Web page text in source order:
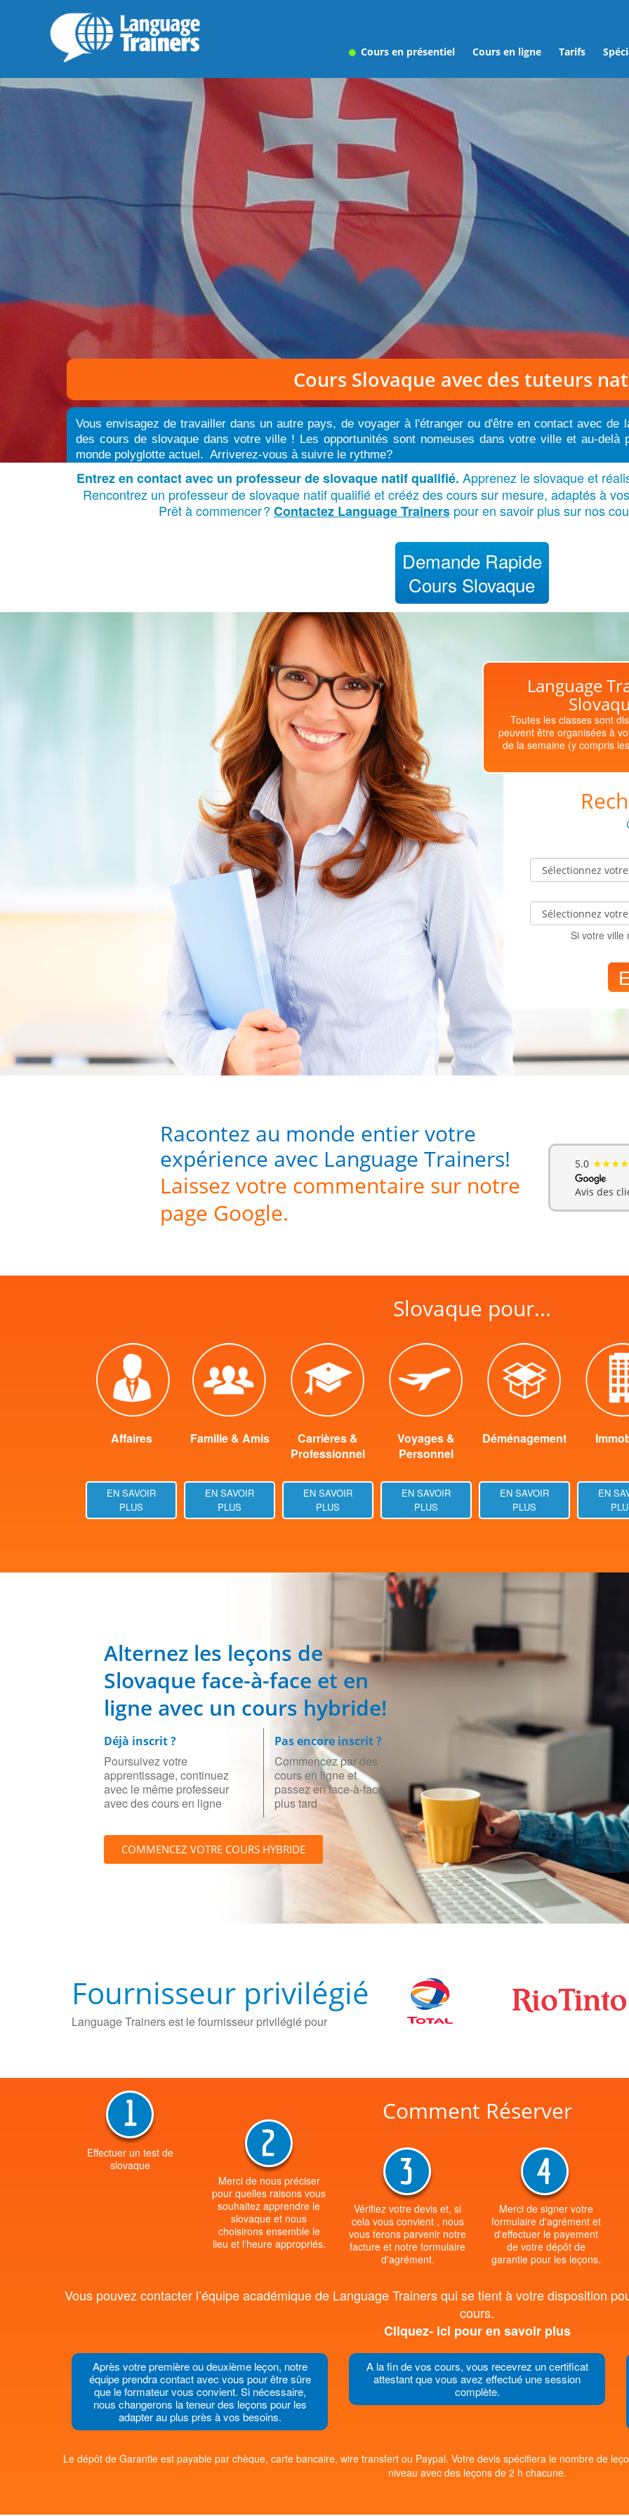
Cours en présentiel Cours en ligne Tarifs
Cours Slovaque avec des tuteurs
Vous envisagez de travailler dans un autre pays, de voyager à l'étranger ou d'être en contact avec de
des cours de slovaque dans votre ville ! Les opportunités sont nomeuses dans votre ville et au-delà
monde polyglotte actuel. Arriverez-vous à suivre le rythme?
Entrez en contact avec un professeur de slovaque natif qualifié. Apprenez le slovaque et
Rencontrez un professeur de slovaque natif qualifié et crééz des cours sur mesure, adaptés à
Prêt à commencer? Contactez Language Trainerspour en savoir plus sur nos
Demande Rapide
Cours Slovaque
Language
Toutes les classes sont
peuvent être organisées à
de la semaine (y compris
Si votre ville
Racontez au monde entier votre
expérience avec Language Trainers!
Laissez votre commentaire sur notre
page Google.
5.0
Avis des
Slovaque pour...
Affaires
EN SAVOIR
PLUS
Famille & Amis
EN SAVOIR
PLUS
Carrières &
Professionnel
EN SAVOIR
PLUS
Voyages &
Personnel
EN SAVOIR
PLUS
Déménagement
EN SAVOIR
PLUS
EN
Alternez les leçons de
Slovaque face-à-face et en
ligne avec un cours hybride!
Déjà inscrit ?
Poursuivez votre
apprentissage, continuez
avec le même professeur
avec des cours en ligne
Pas encore inscrit ?
Commencez par des
cours en ligne et
passez en face-à-face
plus tard
COMMENCEZ VOTRE COURS HYBRIDE
Fournisseur privilégié
Language Trainers est le fournisseur privilégié pour
Comment Réserver
Effectuer un test de
slovaque
Merci de nous préciser
pour quelles raisons vous
souhaitez apprendre le
slovaque et nous
choisirons ensemble le
lieu et l'heure appropriés.
Vérifiez votre devis et, si
cela vous convient , nous
vous ferons parvenir notre
facture et notre formulaire
d'agrément.
Merci de signer votre
formulaire d'agrément et
d'effectuer le payement
de votre dépôt de
garantie pour les leçons.
Vous pouvez contacter l’équipe académique de Language Trainers qui se tient à votre disposition
cours.
Cliquez- ici pour en savoir plus
Après votre première ou deuxième leçon, notre
équipe prendra contact avec vous pour être sûre
que le formateur vous convient. Si nécessaire,
nous changerons la teneur des leçons pour les
adapter au plus près à vos besoins.
A la fin de vos cours, vous recevrez un certificat
attestant que vous avez effectué une session
complète.
Le dépôt de Garantie est payable par chèque, carte bancaire, wire transfert ou Paypal. Votre devis spécifiera le nombre de
niveau avec des leçons de 2 h chacune.